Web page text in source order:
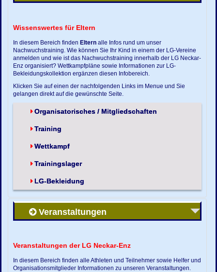
Wissenswertes für Eltern
In diesem Bereich finden Eltern alle Infos rund um unser
Nachwuchstraining. Wie können Sie Ihr Kind in einem der LG-Vereine
anmelden und wie ist das Nachwuchstraining innerhalb der LG Neckar-
Enz organisiert? Wettkampfpläne sowie Informationen zur LG-
Bekleidungskollektion ergänzen diesen Infobereich.
Klicken Sie auf einen der nachfolgenden Links im Menue und Sie
gelangen direkt auf die gewünschte Seite.
Organisatorisches / Mitgliedschaften
Training
Wettkampf
Trainingslager
LG-Bekleidung
Veranstaltungen
Veranstaltungen der LG Neckar-Enz
In diesem Bereich finden alle Athleten und Teilnehmer sowie Helfer und
Organisationsmitglieder Informationen zu unseren Veranstaltungen.